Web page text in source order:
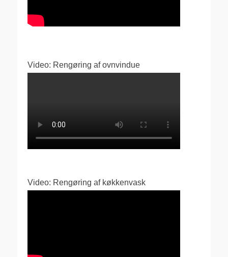
Video: Rengøring af ovnvindue
Video: Rengøring af køkkenvask